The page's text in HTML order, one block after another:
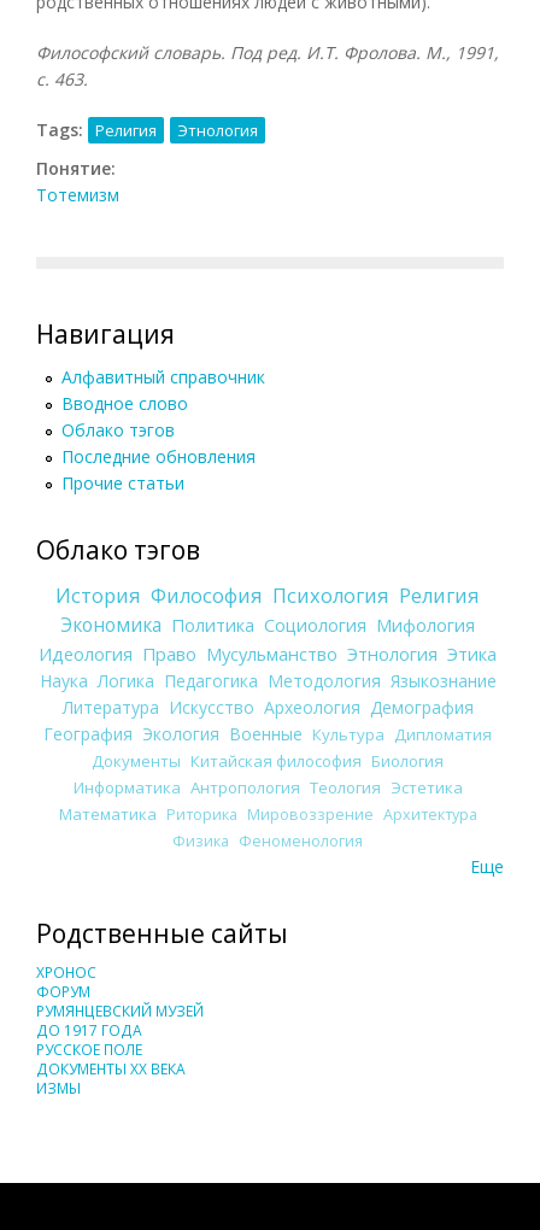
Философский словарь. Под ред. И.Т. Фролова. М., 1991,
с. 463.
Tags: Религия Этнология
Понятие:
Тотемизм
Навигация
Алфавитный справочник
Вводное слово
Облако тэгов
Последние обновления
Прочие статьи
Облако тэгов
История Философия Психология Религия
Экономика Политика Социология Мифология
Идеология Право Мусульманство Этнология Этика
Наука Логика Педагогика Методология Языкознание
Литература Искусство Археология Демография
География Экология Военные Культура
Дипломатия
Документы Китайская философия Биология
Информатика Антропология Теология Эстетика
Математика Риторика Мировоззрение Архитектура
Физика Феноменология
Еще
Родственные сайты
ХРОНОС
ФОРУМ
РУМЯНЦЕВСКИЙ МУЗЕЙ
ДО 1917 ГОДА
РУССКОЕ ПОЛЕ
ДОКУМЕНТЫ XX ВЕКА
ИЗМЫ